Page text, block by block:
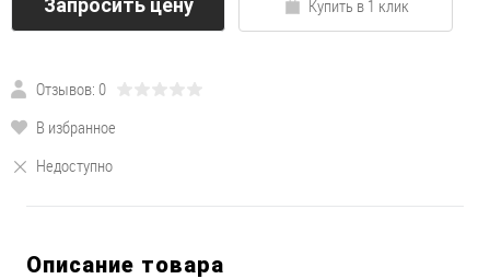
Купить в 1 клик
Отзывов: 0
В избранное
Недоступно
Описание товара